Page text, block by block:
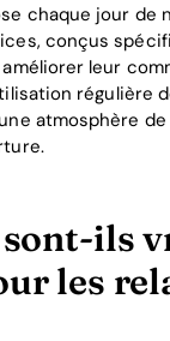
chaque jour de
conçus
leur
régulière
atmosphère
sont-ils
les